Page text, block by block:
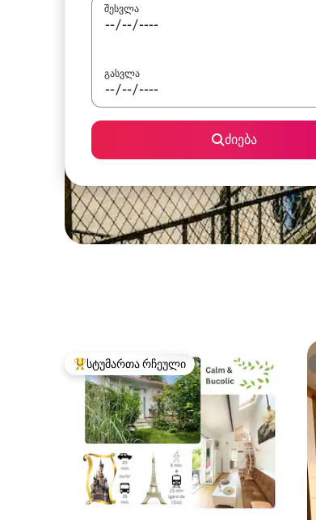
შესვლა
გასვლა
ძიება
სტუმართა რჩეული მოწინავე ვარიანტი
სტუმართა რჩეული